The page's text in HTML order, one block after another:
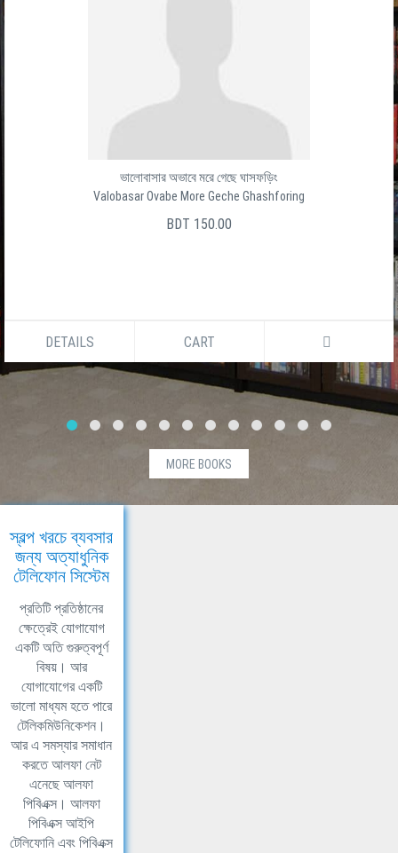
ভালোবাসার অভাবে মরে গেছে ঘাসফড়িং
Valobasar Ovabe More Geche Ghashforing
BDT 150.00
DETAILS CART
MORE BOOKS
স্বল্প খরচে ব্যবসার
জন্য অত্যাধুনিক
টেলিফোন সিস্টেম
প্রতিটি প্রতিষ্ঠানের
ক্ষেত্রেই যোগাযোগ
একটি অতি গুরুত্বপূর্ণ
বিষয়। আর
যোগাযোগের একটি
ভালো মাধ্যম হতে পারে
টেলিকমিউনিকেশন।
আর এ সমস্যার সমাধান
করতে আলফা নেট
এনেছে আলফা
পিবিএক্স। আলফা
পিবিএক্স আইপি
টেলিফোনি এবং পিবিএক্স